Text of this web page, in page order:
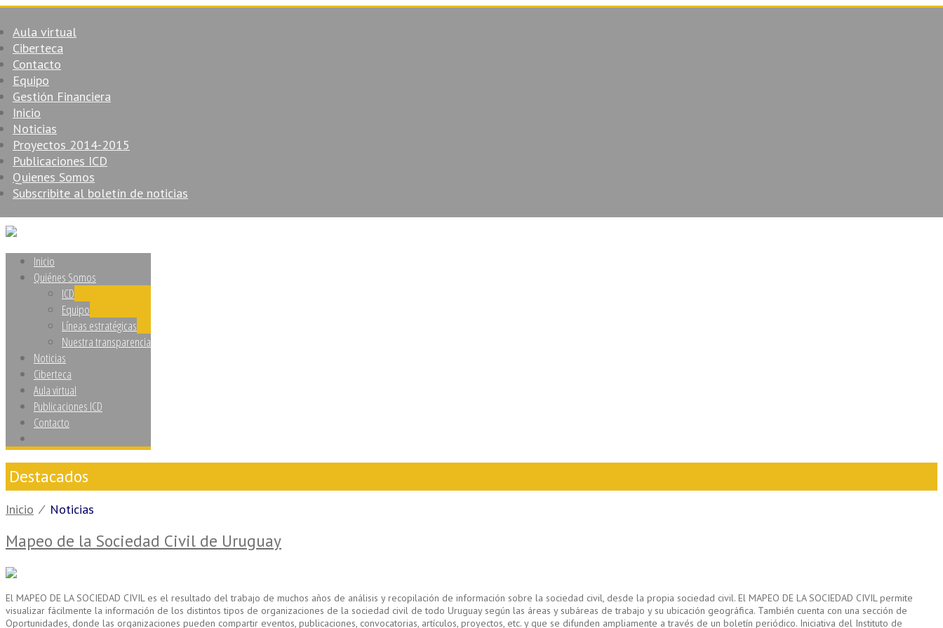
Aula virtual
Ciberteca
Contacto
Equipo
Gestión Financiera
Inicio
Noticias
Proyectos 2014-2015
Publicaciones ICD
Quienes Somos
Subscribite al boletín de noticias
Inicio
Quiénes Somos
ICD
Equipo
Líneas estratégicas
Nuestra transparencia
Noticias
Ciberteca
Aula virtual
Publicaciones ICD
Contacto
Destacados
Inicio ⁄ Noticias
Mapeo de la Sociedad Civil de Uruguay
El MAPEO DE LA SOCIEDAD CIVIL es el resultado del trabajo de muchos años de análisis y recopilación de información sobre la sociedad civil, desde la propia sociedad civil. El MAPEO DE LA SOCIEDAD CIVIL permite
visualizar fácilmente la información de los distintos tipos de organizaciones de la sociedad civil de todo Uruguay según las áreas y subáreas de trabajo y su ubicación geográfica. También cuenta con una sección de
Oportunidades, donde las organizaciones pueden compartir eventos, publicaciones, convocatorias, artículos, proyectos, etc. y que se difunden ampliamente a través de un boletín periódico. Iniciativa del Instituto de